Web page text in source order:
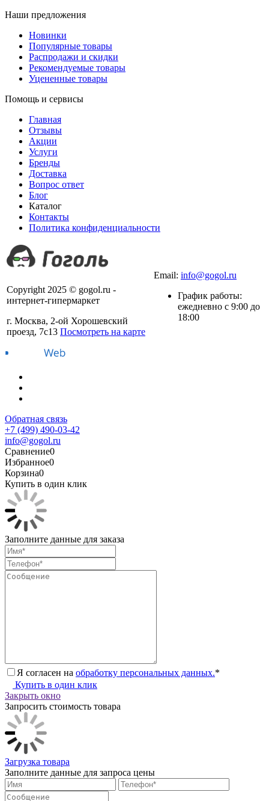
Наши предложения
Новинки
Популярные товары
Распродажи и скидки
Рекомендуемые товары
Уцененные товары
Помощь и сервисы
Главная
Отзывы
Акции
Услуги
Бренды
Доставка
Вопрос ответ
Блог
Каталог
Контакты
Политика конфиденциальности
Copyright 2025 © gogol.ru -
интернет-гипермаркет
г. Москва, 2-ой Хорошевский
проезд, 7с13 Посмотреть на карте
Email: info@gogol.ru
График работы:
ежедневно с 9:00 до
18:00
Обратная связь
+7 (499) 490-03-42
info@gogol.ru
Сравнение0
Избранное0
Корзина0
Купить в один клик
Заполните данные для заказа
Я согласен на обработку персональных данных.*
Купить в один клик
Закрыть окно
Запросить стоимость товара
Загрузка товара
Заполните данные для запроса цены